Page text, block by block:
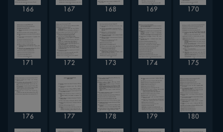
166 167 168 169 170
171 172 173 174 175
176 177 178 179 180